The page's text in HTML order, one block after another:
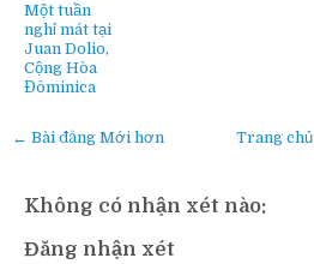
Một tuần
nghỉ mát tại
Juan Dolio,
Cộng Hòa
Đôminica
← Bài đăng Mới hơn Trang chủ
Không có nhận xét nào:
Đăng nhận xét